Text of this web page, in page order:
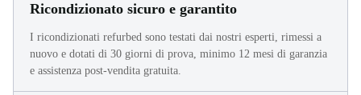
Ricondizionato sicuro e garantito
I ricondizionati refurbed sono testati dai nostri esperti, rimessi a
nuovo e dotati di 30 giorni di prova, minimo 12 mesi di garanzia
e assistenza post-vendita gratuita.